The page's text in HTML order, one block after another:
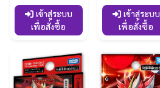
เข้าสู่ระบบ
เพื่อสั่งซื้อ
เข้าสู่ระบบ
เพื่อสั่งซื้อ